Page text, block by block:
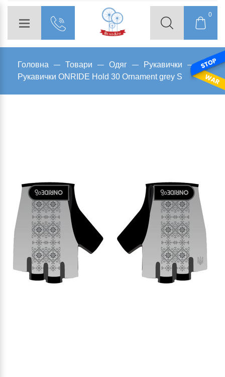
0
Головна Товари Одяг
Рукавички
Рукавички ONRIDE Hold 30 Ornament grey S